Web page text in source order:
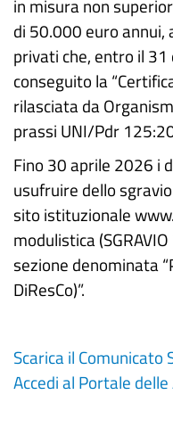
in misura non
di 50.000 euro annui,
privati che, entro il
conseguito la
rilasciata da
prassi UNI/Pdr
Fino 30 aprile 2026 i
usufruire dello
sito istituzionale
modulistica
sezione denominata
DiResCo)”.
Scarica il Comunicato
Accedi al Portale